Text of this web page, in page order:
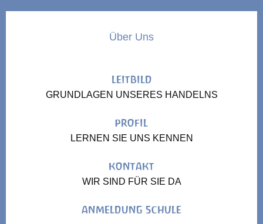
Über Uns
LEITBILD
GRUNDLAGEN UNSERES HANDELNS
PROFIL
LERNEN SIE UNS KENNEN
KONTAKT
WIR SIND FÜR SIE DA
ANMELDUNG SCHULE